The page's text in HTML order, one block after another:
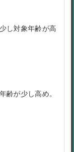
し対象年齢が高
齢が少し高め。